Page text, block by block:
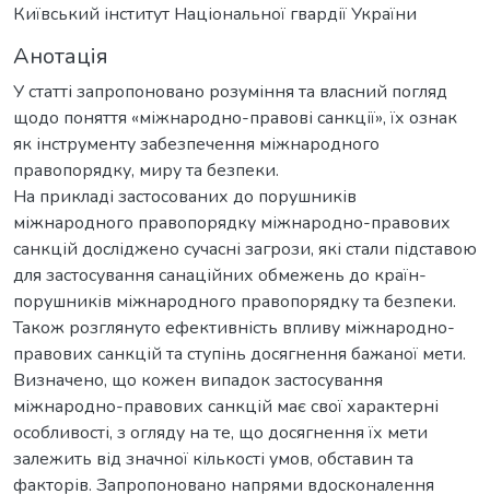
Київський інститут Національної гвардії України
Анотація
У статті запропоновано розуміння та власний погляд
щодо поняття «міжнародно-правові санкції», їх ознак
як інструменту забезпечення міжнародного
правопорядку, миру та безпеки.
На прикладі застосованих до порушників
міжнародного правопорядку міжнародно-правових
санкцій досліджено сучасні загрози, які стали підставою
для застосування санаційних обмежень до країн-
порушників міжнародного правопорядку та безпеки.
Також розглянуто ефективність впливу міжнародно-
правових санкцій та ступінь досягнення бажаної мети.
Визначено, що кожен випадок застосування
міжнародно-правових санкцій має свої характерні
особливості, з огляду на те, що досягнення їх мети
залежить від значної кількості умов, обставин та
факторів. Запропоновано напрями вдосконалення